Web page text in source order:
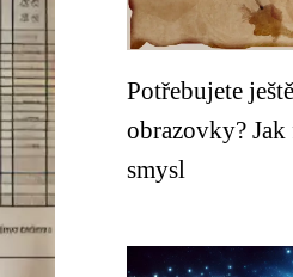
Potřebujete
obrazovky? Jak
smysl